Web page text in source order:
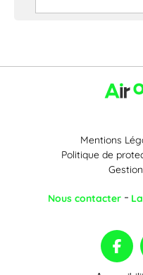
Mentions
Politique de
Nous contacter